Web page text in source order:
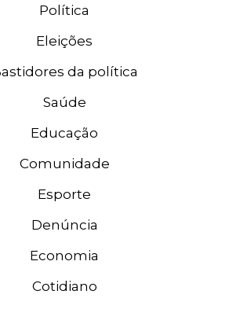
Política
Eleições
da política
Saúde
Educação
Comunidade
Esporte
Denúncia
Economia
Cotidiano